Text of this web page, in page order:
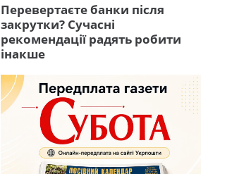
Перевертаєте банки після
закрутки? Сучасні
рекомендації радять робити
інакше